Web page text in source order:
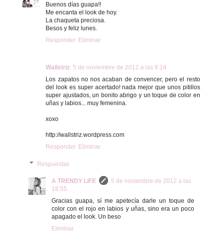
Buenos días guapa!!
Me encanta el look de hoy.
La chaqueta preciosa.
Besos y feliz lunes.
Responder Eliminar
Wallstriz 5 de noviembre de 2012 a las 9:14
Los zapatos no nos acaban de convencer, pero el resto
del look es super acertado! nada mejor que unos pitillos
super ajustados, un bonito abrigo y un toque de color en
uñas y labios... muy femenina.
xoxo
http://wallstriz.wordpress.com
Responder Eliminar
Respuestas
A TRENDY LIFE
5 de noviembre de 2012 a las
18:55
Gracias guapa, sí me apetecía darle un toque de
color con el rojo en labios y uñas, sino era un poco
apagado el look. Un beso
Eliminar